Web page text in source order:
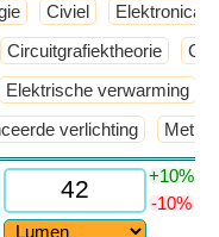
Civiel Elektronica
Circuitgrafiektheorie
Elektrische verwarming
verlichting
+10%
-10%